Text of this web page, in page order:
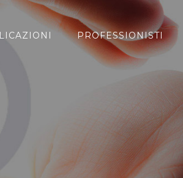
PROFESSIONISTI